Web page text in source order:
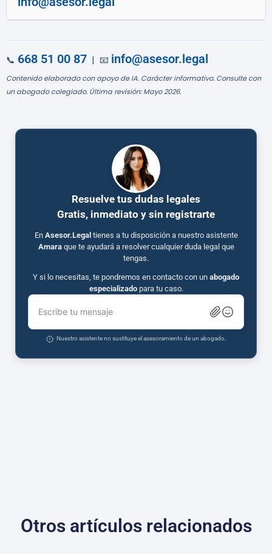
📞 668 51 00 87 | 📧 info@asesor.legal
Contenido elaborado con apoyo de IA. Carácter informativo. Consulte con
un abogado colegiado. Última revisión: Mayo 2026.
Resuelve tus dudas legales
Gratis, inmediato y sin registrarte
En Asesor.Legal tienes a tu disposición a nuestro asistente
Amaraque te ayudará a resolver cualquier duda legal que
tengas.
Y si lo necesitas, te pondremos en contacto con un abogado
especializadopara tu caso.
Escribe tu mensaje
Nuestro asistente no sustituye el asesoramiento de un abogado.
Otros artículos relacionados